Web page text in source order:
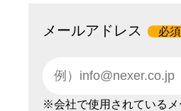
メールアドレス 必須
※会社で使用されている